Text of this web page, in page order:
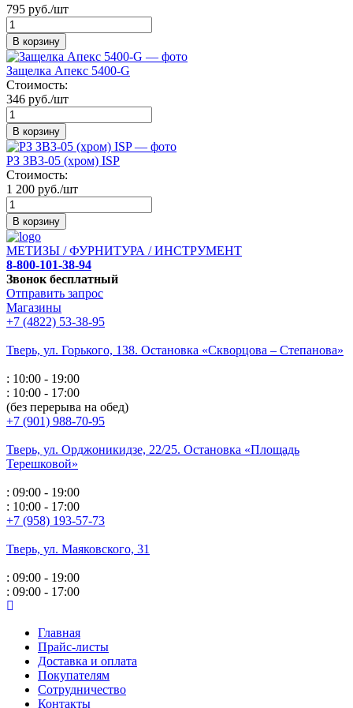
795 руб./шт
В корзину
Защелка Апекс 5400-G
Стоимость:
346 руб./шт
В корзину
РЗ ЗВ3-05 (хром) ISP
Стоимость:
1 200 руб./шт
В корзину
МЕТИЗЫ / ФУРНИТУРА / ИНСТРУМЕНТ
8-800-101-38-94
Звонок бесплатный
Отправить запрос
Магазины
+7 (4822) 53-38-95
Тверь, ул. Горького, 138. Остановка «Скворцова – Степанова»
: 10:00 - 19:00
: 10:00 - 17:00
(без перерыва на обед)
+7 (901) 988-70-95
Тверь, ул. Орджоникидзе, 22/25. Остановка «Площадь
Терешковой»
: 09:00 - 19:00
: 10:00 - 17:00
+7 (958) 193-57-73
Тверь, ул. Маяковского, 31
: 09:00 - 19:00
: 09:00 - 17:00
Главная
Прайс-листы
Доставка и оплата
Покупателям
Сотрудничество
Контакты